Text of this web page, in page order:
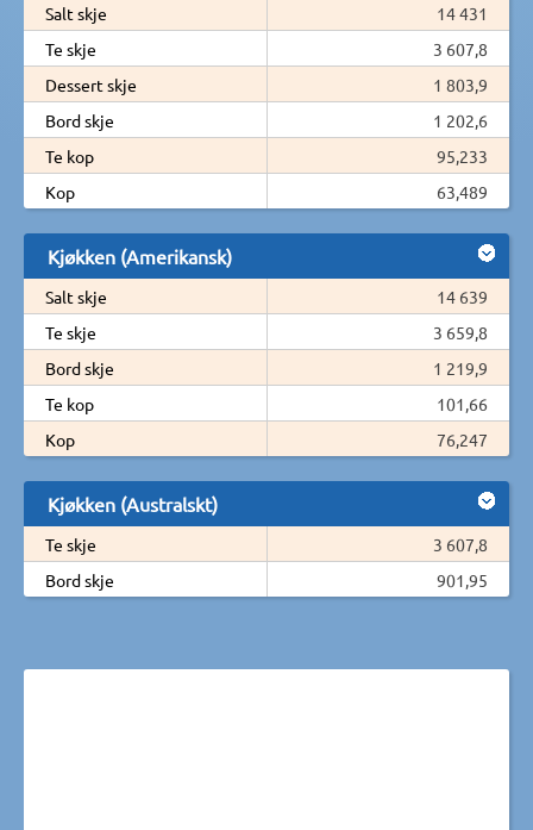
Salt skje
14 431
Te skje
3 607,8
Dessert skje
1 803,9
Bord skje
1 202,6
Te kop
95,233
Kop
63,489
Kjøkken (Amerikansk)
Salt skje
14 639
Te skje
3 659,8
Bord skje
1 219,9
Te kop
101,66
Kop
76,247
Kjøkken (Australskt)
Te skje
3 607,8
Bord skje
901,95